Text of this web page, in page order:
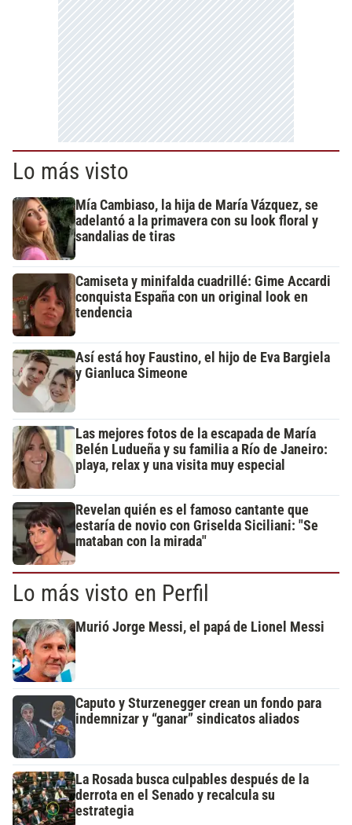
Lo más visto
Mía Cambiaso, la hija de María Vázquez, se
adelantó a la primavera con su look floral y
sandalias de tiras
Camiseta y minifalda cuadrillé: Gime Accardi
conquista España con un original look en
tendencia
Así está hoy Faustino, el hijo de Eva Bargiela
y Gianluca Simeone
Las mejores fotos de la escapada de María
Belén Ludueña y su familia a Río de Janeiro:
playa, relax y una visita muy especial
Revelan quién es el famoso cantante que
estaría de novio con Griselda Siciliani: "Se
mataban con la mirada"
Lo más visto en Perfil
Murió Jorge Messi, el papá de Lionel Messi
Caputo y Sturzenegger crean un fondo para
indemnizar y “ganar” sindicatos aliados
La Rosada busca culpables después de la
derrota en el Senado y recalcula su
estrategia